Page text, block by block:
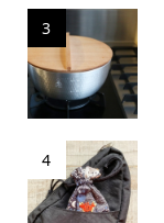
3
4